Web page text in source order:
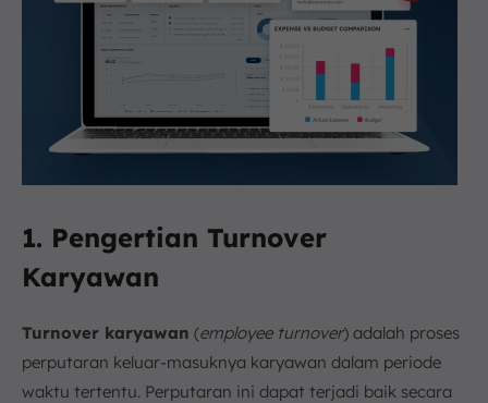
1. Pengertian Turnover
Karyawan
Turnover karyawan (employee turnover) adalah proses
perputaran keluar-masuknya karyawan dalam periode
waktu tertentu. Perputaran ini dapat terjadi baik secara